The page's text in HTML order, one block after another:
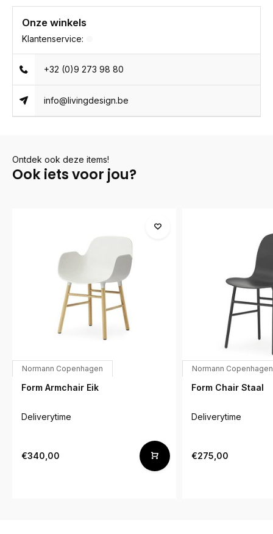
Onze winkels
Klantenservice:
+32 (0)9 273 98 80
info@livingdesign.be
Ontdek ook deze items!
Ook iets voor jou?
Normann Copenhagen
Form Armchair Eik
Deliverytime
€340,00
Normann Copenhagen
Form Chair Staal
Deliverytime
€275,00